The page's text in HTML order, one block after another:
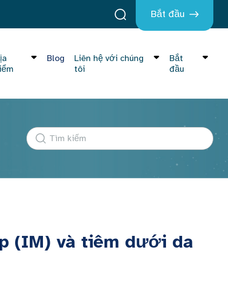
Bắt đầu
Blog
Liên hệ với chúng
tôi
Bắt
đầu
(IM) và tiêm dưới da